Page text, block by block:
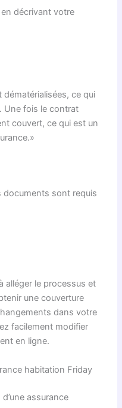
décrivant votre
ce qui
Une fois le contrat
couvert, ce qui est un
documents sont requis
alléger le processus et
une couverture
dans votre
facilement modifier
en ligne.
habitation Friday
assurance